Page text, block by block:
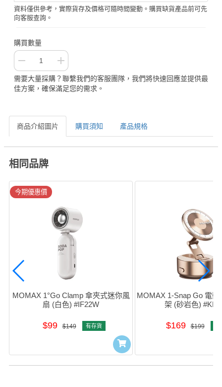
資料僅供參考，實際貨存及價格可隨時間變動。購買缺貨產品前可先
向客服查詢。
購買數量
需要大量採購？聯繫我們的客服團隊，我們將快速回應並提供最
佳方案，確保滿足您的需求。
商品介紹圖片 購買須知 產品規格
相同品牌
今期優惠價
MOMAX 1°Go Clamp 傘夾式迷你風
扇 (白色) #IF22W
$99 $149 有存貨
MOMAX 1-Snap Go 電動
架 (砂岩色)
$169 $199